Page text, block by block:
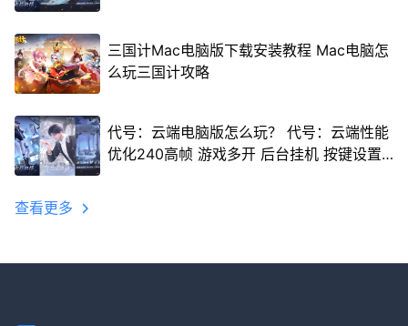
三国计Mac电脑版下载安装教程 Mac电脑怎
么玩三国计攻略
代号：云端电脑版怎么玩？ 代号：云端性能
优化240高帧 游戏多开 后台挂机 按键设置
查看更多